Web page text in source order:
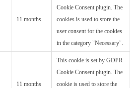
11 months
Cookie Consent plugin. The
cookies is used to store the
user consent for the cookies
in the category "Necessary".
11 months
This cookie is set by GDPR
Cookie Consent plugin. The
cookie is used to store the